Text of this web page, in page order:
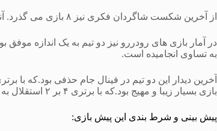
از آخرین شکست شاگردان فکری نیز ۸ بازی می گذرد. آنها آخرین بار در هفته دوم و در مقابل فولاد خوزستان تن به شکست دادند.
در آمار بازی های رودررو نیز دو تیم به یک اندازه موفق
به تساوی انجامیده است.
بازی بسیار زیبا و مهیج بود.که با برتری ۴ بر ۲ استقلال به پایان رسید.
پیش بینی و شرط بندی این پیش بازی: